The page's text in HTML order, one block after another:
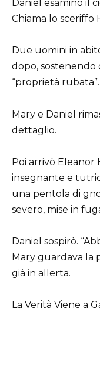
Daniel esaminò il
Chiama lo sceriffo
Due uomini in
dopo, sostenendo
“proprietà rubata”.
Mary e Daniel
dettaglio.
Poi arrivò Eleanor
insegnante e
una pentola di
severo, mise in
Daniel sospirò.
Mary guardava la
già in allerta.
La Verità Viene a